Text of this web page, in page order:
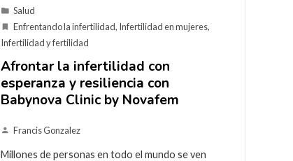
Salud
Enfrentando la infertilidad, Infertilidad en mujeres,
Infertilidad y fertilidad
Afrontar la infertilidad con
esperanza y resiliencia con
Babynova Clinic by Novafem
Francis Gonzalez
Millones de personas en todo el mundo se ven